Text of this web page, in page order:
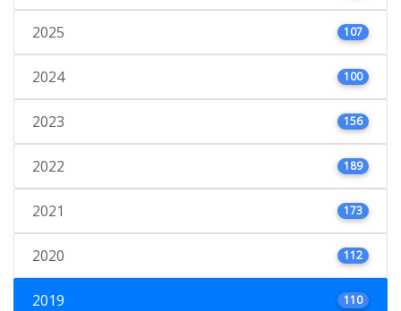
2025 107
2024 100
2023 156
2022 189
2021 173
2020 112
2019 110